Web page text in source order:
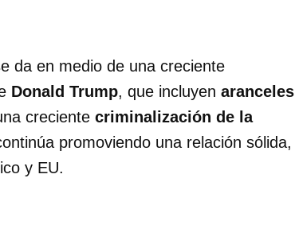
da en medio de una creciente
Donald Trump, que incluyen aranceles
creciente criminalización de la
promoviendo una relación sólida,
y EU.